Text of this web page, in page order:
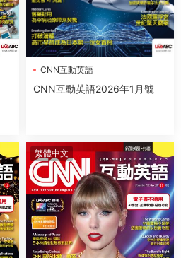
CNN互動英語
CNN互動英語2026年1月號
繁體中文